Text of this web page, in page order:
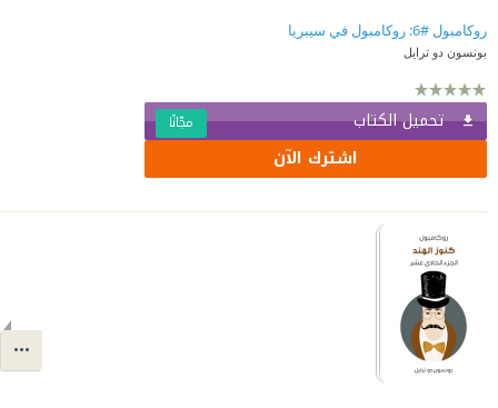
روكامبول #6: روكامبول في سيبريا
بونسون دو ترايل
تحميل الكتاب مجّانًا
اشترك الآن